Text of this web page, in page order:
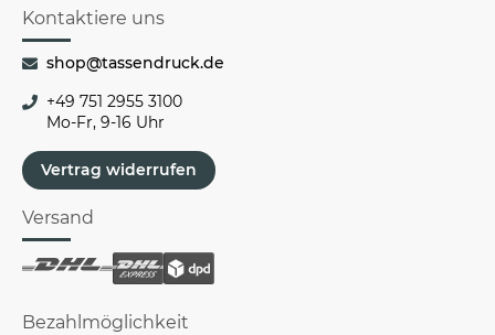
Kontaktiere uns
shop@tassendruck.de
+49 751 2955 3100
Mo-Fr, 9-16 Uhr
Vertrag widerrufen
Versand
Bezahlmöglichkeit